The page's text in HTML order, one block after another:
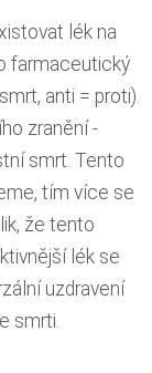
lék na
farmaceutický
anti = proti).
zranění -
smrt. Tento
tím více se
že tento
lék se
uzdravení
smrti.